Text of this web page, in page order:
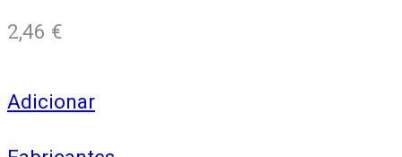
2,46 €
Adicionar